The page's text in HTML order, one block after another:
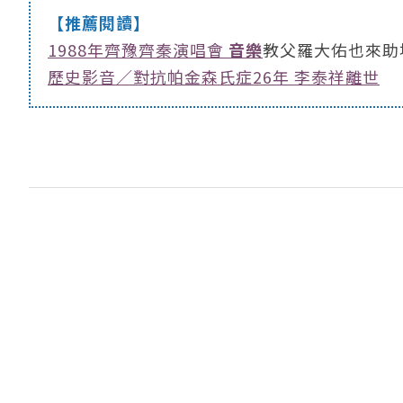
【推薦閱讀】
1988年齊豫齊秦演唱會 音樂教父羅大佑也來
歷史影音／對抗帕金森氏症26年 李泰祥離世